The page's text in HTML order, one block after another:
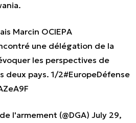
Marcin OCIEPA
une délégation de la
les perspectives de
deux pays. 1/2#EuropeDéfense
l'armement (@DGA) July 29,